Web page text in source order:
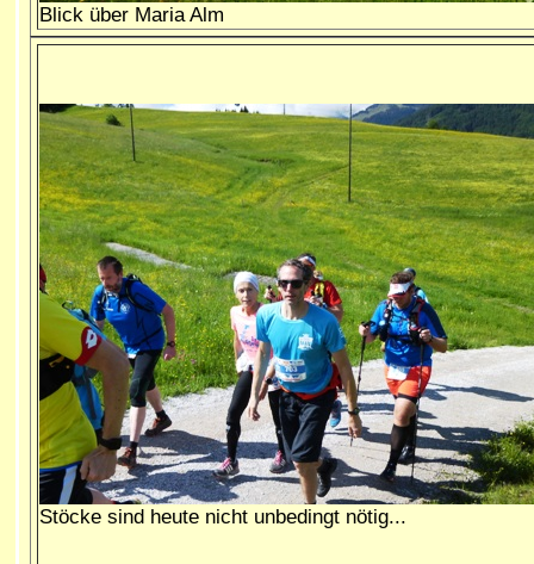
Blick über Maria Alm
Stöcke sind heute nicht unbedingt nötig...